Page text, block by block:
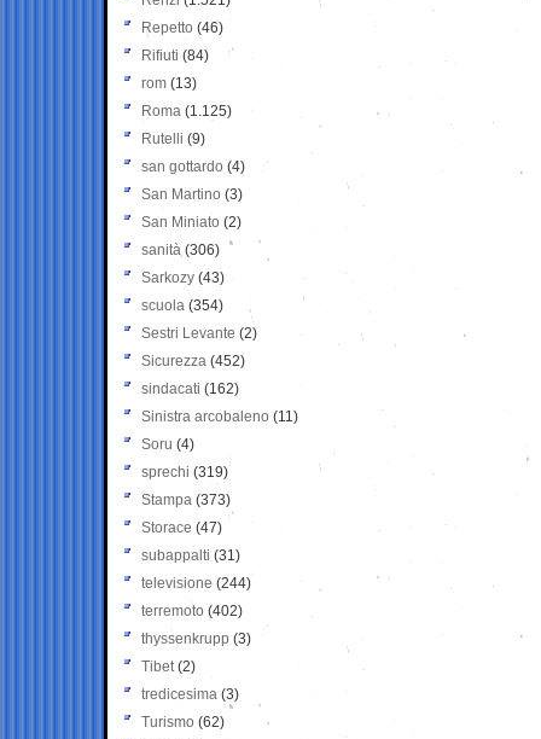
Repetto (46)
Rifiuti (84)
rom (13)
Roma (1.125)
Rutelli (9)
san gottardo (4)
San Martino (3)
San Miniato (2)
sanità (306)
Sarkozy (43)
scuola (354)
Sestri Levante (2)
Sicurezza (452)
sindacati (162)
Sinistra arcobaleno (11)
Soru (4)
sprechi (319)
Stampa (373)
Storace (47)
subappalti (31)
televisione(244)
terremoto (402)
thyssenkrupp (3)
Tibet(2)
tredicesima (3)
Turismo (62)